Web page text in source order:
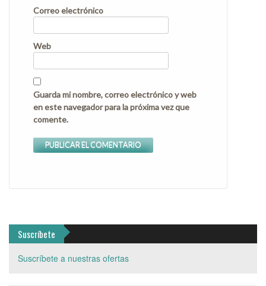
Correo electrónico
Web
Guarda mi nombre, correo electrónico y web
en este navegador para la próxima vez que
comente.
Suscríbete
Suscríbete a nuestras ofertas